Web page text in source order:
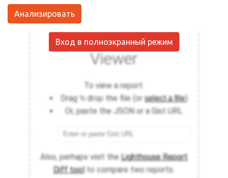
Анализировать
Вход в полноэкранный режим